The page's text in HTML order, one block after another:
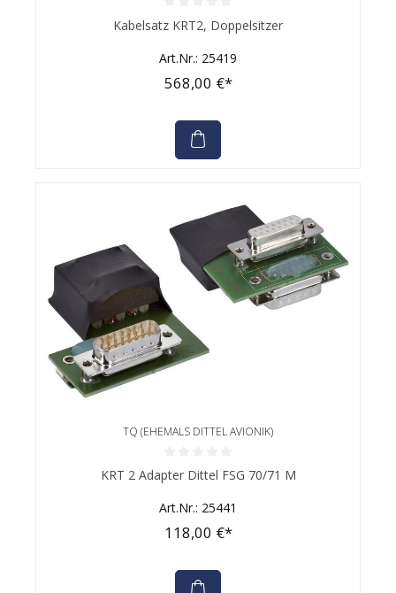
Durchschnittliche Bewertung von 0 von 5 Sternen
Kabelsatz KRT2, Doppelsitzer
Art.Nr.: 25419
568,00 €*
TQ (EHEMALS DITTEL AVIONIK)
Durchschnittliche Bewertung von 0 von 5 Sternen
KRT 2 Adapter Dittel FSG 70/71 M
Art.Nr.: 25441
118,00 €*